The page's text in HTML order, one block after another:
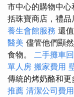
市中心的購物中
括珠寶商店，禮品
養生會館服務 還
醫美 儘管他們顯
食物。 二手攤車
單人房 搬家費用
傳統的烤奶酪和更
推薦 清潔公司費用